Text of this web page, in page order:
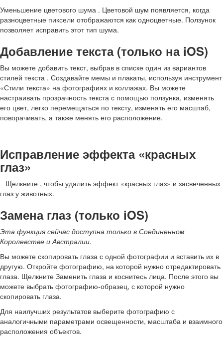
Уменьшение цветового шума . Цветовой шум появляется, когда
разноцветные пиксели отображаются как одноцветные. Ползунок
позволяет исправить этот тип шума.
Добавление текста (только на iOS)
Вы можете добавить текст, выбрав в списке один из вариантов
стилей текста . Создавайте мемы и плакаты, используя инструмент
«Стили текста» на фотографиях и коллажах. Вы можете
настраивать прозрачность текста с помощью ползунка, изменять
его цвет, легко перемещаться по тексту, изменять его масштаб,
поворачивать, а также менять его расположение.
Исправление эффекта «красных
глаз»
Щелкните , чтобы удалить эффект «красных глаз» и засвеченных
глаз у животных.
Замена глаз (только iOS)
Эта функция сейчас доступна только в Соединенном
Королевстве и Австралии.
Вы можете скопировать глаза с одной фотографии и вставить их в
другую. Откройте фотографию, на которой нужно отредактировать
глаза. Щелкните Заменить глаза и коснитесь лица. После этого вы
можете выбрать фотографию-образец, с которой нужно
скопировать глаза.
Для наилучших результатов выберите фотографию с
аналогичными параметрами освещенности, масштаба и взаимного
расположения объектов.